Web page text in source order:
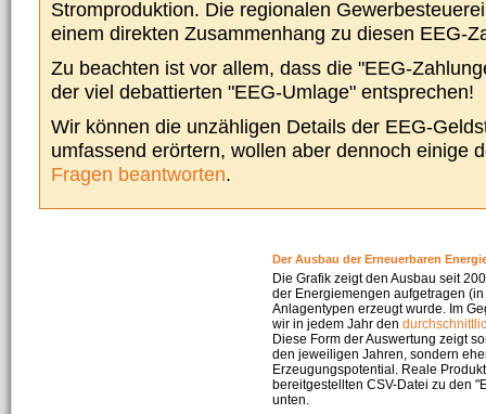
Stromproduktion. Die regionalen
einem direkten Zusammenhang zu diesen EEG-
Zu beachten ist vor allem, dass die "EEG-
der viel debattierten "EEG-Umlage" entsprechen!
Wir können die unzähligen Details der EEG-
umfassend erörtern, wollen aber dennoch einige
Fragen beantworten.
Der Ausbau der Erneuerbaren
Die Grafik zeigt den Ausbau seit
der Energiemengen aufgetragen
Anlagentypen erzeugt wurde. Im
wir in jedem Jahr den
Diese Form der Auswertung zeigt
den jeweiligen Jahren, sondern
Erzeugungspotential. Reale
bereitgestellten CSV-Datei zu den
unten.